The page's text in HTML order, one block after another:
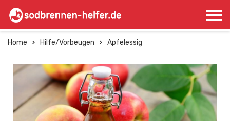
Home Hilfe/Vorbeugen Apfelessig